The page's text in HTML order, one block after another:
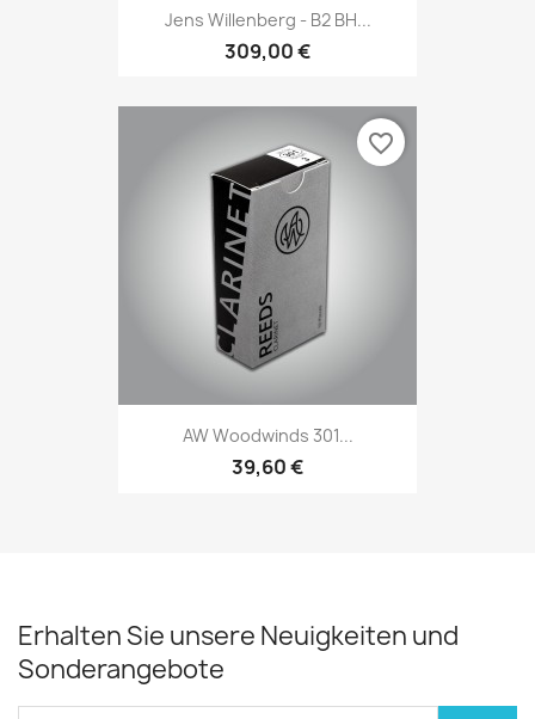
Jens Willenberg - B2 BH...
309,00 €
AW Woodwinds 301...
39,60 €
favorite_border
Erhalten Sie unsere Neuigkeiten und
Sonderangebote